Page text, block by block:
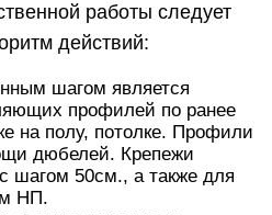
работы следует
действий:
шагом является
профилей по ранее
на полу, потолке. Профили
дюбелей. Крепежи
шагом 50см., а также для
НП.